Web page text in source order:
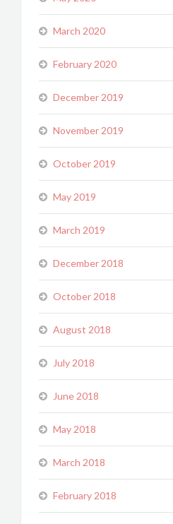
March 2020
February 2020
December 2019
November 2019
October 2019
May 2019
March 2019
December 2018
October 2018
August 2018
July 2018
June 2018
May 2018
March 2018
February 2018